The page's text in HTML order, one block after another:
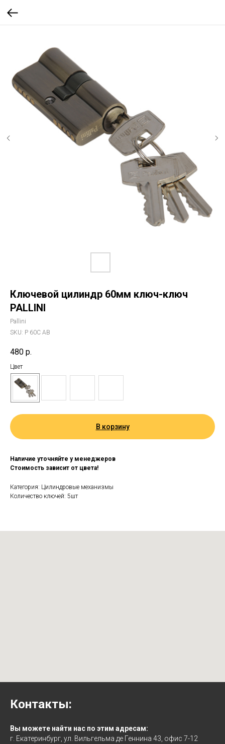
Ключевой цилиндр 60мм ключ-ключ
PALLINI
Pallini
SKU: Р 60С АВ
480 р.
Цвет
В корзину
Наличие уточняйте у менеджеров
Стоимость зависит от цвета!
Категория: Цилиндровые механизмы
Количество ключей: 5шт
Контакты:
Вы можете найти нас по этим адресам:
г. Екатеринбург, ул. Вильгельма де Геннина 43, офис 7-12